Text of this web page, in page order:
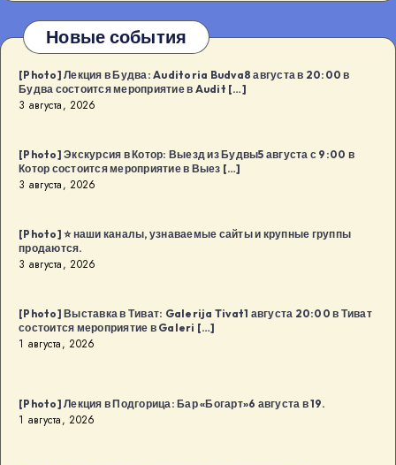
Новые события
[Photo] Лекция в Будва: Auditoria Budva8 августа в 20:00 в
Будва состоится мероприятие в Audit […]
3 августа, 2026
[Photo] Экскурсия в Котор: Выезд из Будвы5 августа с 9:00 в
Котор состоится мероприятие в Выез […]
3 августа, 2026
[Photo] ⭐️ наши каналы, узнаваемые сайты и крупные группы
продаются.
3 августа, 2026
[Photo] Выставка в Тиват: Galerija Tivat1 августа 20:00 в Тиват
состоится мероприятие в Galeri […]
1 августа, 2026
[Photo] Лекция в Подгорица: Бар «Богарт»6 августа в 19.
1 августа, 2026